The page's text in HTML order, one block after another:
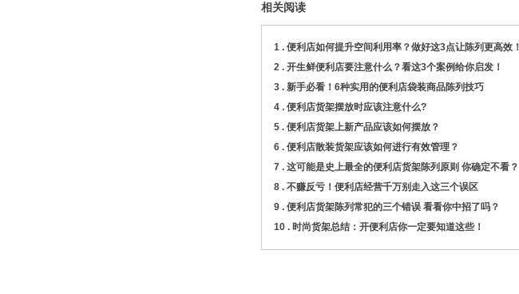
相关阅读
1 . 便利店如何提升空间利用率？做好这3点让陈列更高效！
2 . 开生鲜便利店要注意什么？看这3个案例给你启发！
3 . 新手必看！6种实用的便利店袋装商品陈列技巧
4 . 便利店货架摆放时应该注意什么?
5 . 便利店货架上新产品应该如何摆放？
6 . 便利店散装货架应该如何进行有效管理？
7 . 这可能是史上最全的便利店货架陈列原则 你确定不看？
8 . 不赚反亏！便利店经营千万别走入这三个误区
9 . 便利店货架陈列常犯的三个错误 看看你中招了吗？
10 . 时尚货架总结：开便利店你一定要知道这些！